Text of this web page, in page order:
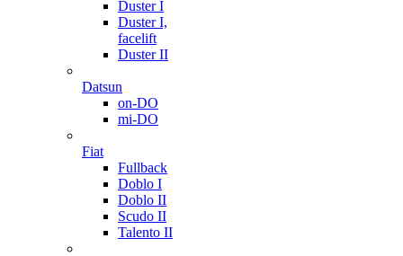
Duster I
Duster I,
facelift
Duster II
Datsun
on-DO
mi-DO
Fiat
Fullback
Doblo I
Doblo II
Scudo II
Talento II